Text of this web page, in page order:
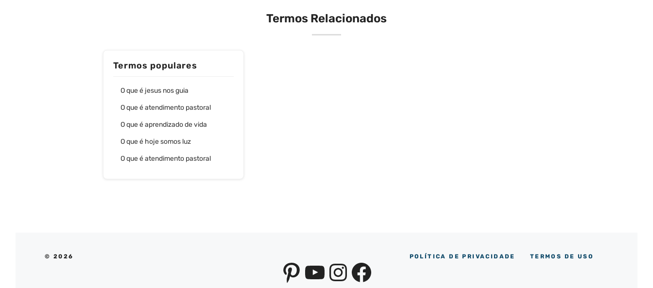
Termos Relacionados
Termos populares
O que é jesus nos guia
O que é atendimento pastoral
O que é aprendizado de vida
O que é hoje somos luz
O que é atendimento pastoral
© 2026 POLÍTICA DE PRIVACIDADE TERMOS DE USO
Pinterest
YouTube
Instagram
Facebook